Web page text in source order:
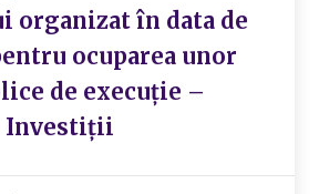
organizat în data de
ocuparea unor
de execuție –
Investiții